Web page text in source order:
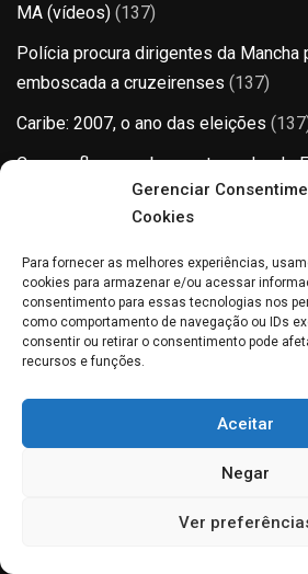
Gerenciar
Cookies
Para fornecer as melhores experiências,
cookies para armazenar e/ou acessar
consentimento para essas tecnologias nos
como comportamento de navegação ou IDs
consentir ou retirar o consentimento pode
recursos e funções.
Aceitar
Negar
Ver
MA (vídeos) (137)
Polícia procura dirigentes da Mancha
emboscada a cruzeirenses (137)
Caribe: 2007, o ano das eleições
Camera flagra roubo a entregador de
Botafogo conquista o Brasileirão em
clube (135)
O preço da comida, o custo do
para consumo, saiba quais são